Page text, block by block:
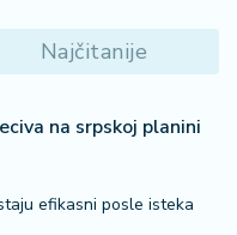
Najčitanije
na srpskoj planini
efikasni posle isteka